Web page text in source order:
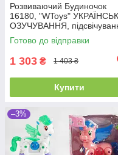
Розвиваючий Будиночок
16180, "WToys"
ОЗУЧУВАННЯ,
звуки, 8 пісень, сортер
Готово до відправки
1 303 ₴ 1 403 ₴
Купити
–3%